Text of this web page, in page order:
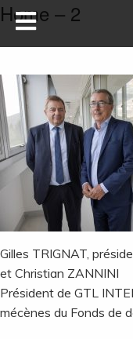
DEVENEZ MÉCÈNES
NOS PROJETS
ILS NOUS SOUTIENNENT
FAIRE UN DON
Home – 2
Gilles TRIGNAT,
et Christian ZANNINI
Président de GTL
mécènes du Fonds de